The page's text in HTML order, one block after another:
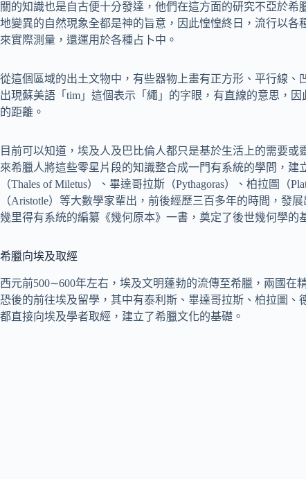
關的知識也是自古便十分發達，他們在這方面的研究不亞於
地變異的自然現象全都是神的旨意，因此惶惶終日，流行以各
來實際測量，還運用於各種占卜中。
從這個區域的出土文物中，有些器物上畫有正方形、平行線、
出現蘇美語「tim」這個表示「繩」的字眼，有直線的意思，
的距離。
目前可以知道，埃及人及巴比倫人都只是基於生活上的需要
來希臘人將這些零星片段的知識整合成一門有系統的學問，
（Thales of Miletus）、畢達哥拉斯（Pythagoras）、柏拉圖（
（Aristotle）等大數學家輩出，前後經歷三百多年的時間，發
幾里得有系統的編纂《幾何原本》一書，奠定了後世幾何學的
希臘向埃及取經
西元前500∼600年左右，埃及文明蓬勃的流傳至希臘，兩國在
恐後的前往埃及留學，其中有泰利斯、畢達哥拉斯、柏拉圖、
都直接向埃及學者取經，建立了希臘文化的基礎。